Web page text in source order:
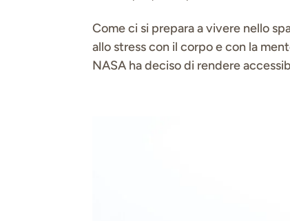
Come ci si prepara a vivere nello
allo stress con il corpo e con la
NASA ha deciso di rendere